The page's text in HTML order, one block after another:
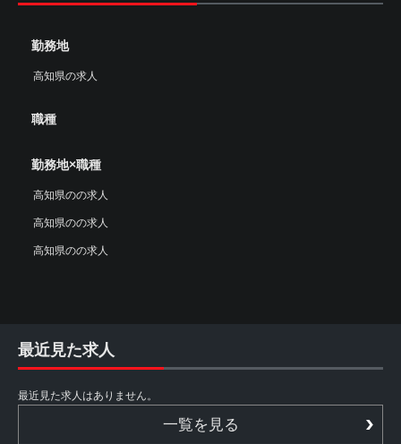
勤務地
高知県の求人
職種
勤務地×職種
高知県のの求人
高知県のの求人
高知県のの求人
最近見た求人
最近見た求人はありません。
一覧を見る